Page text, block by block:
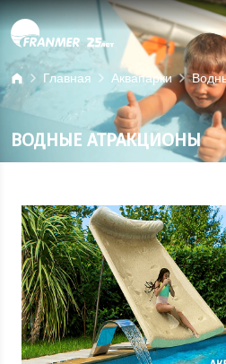
Главная Аквапарки
ВОДНЫЕ АТРАКЦИОНЫ